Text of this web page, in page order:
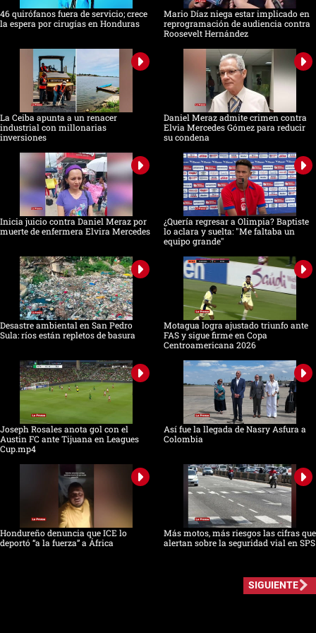
46 quirófanos fuera de servicio; crece
la espera por cirugías en Honduras
Mario Díaz niega estar implicado en
reprogramación de audiencia contra
Roosevelt Hernández
La Ceiba apunta a un renacer
industrial con millonarias
inversiones
Daniel Meraz admite crimen contra
Elvia Mercedes Gómez para reducir
su condena
Inicia juicio contra Daniel Meraz por
muerte de enfermera Elvira Mercedes
¿Quería regresar a Olimpia? Baptiste
lo aclara y suelta: "Me faltaba un
equipo grande"
Desastre ambiental en San Pedro
Sula: ríos están repletos de basura
Motagua logra ajustado triunfo ante
FAS y sigue firme en Copa
Centroamericana 2026
Joseph Rosales anota gol con el
Austin FC ante Tijuana en Leagues
Cup.mp4
Así fue la llegada de Nasry Asfura a
Colombia
Hondureño denuncia que ICE lo
deportó “a la fuerza” a África
Más motos, más riesgos las cifras que
alertan sobre la seguridad vial en SPS
SIGUIENTE